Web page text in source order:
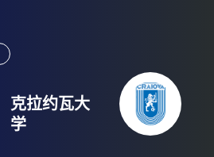
克拉约瓦大
学